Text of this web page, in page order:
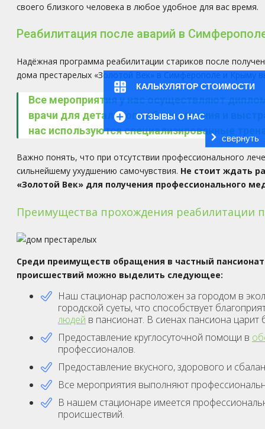
КАЛЬКУЛЯТОР СТОИМОСТИ
ОТЗЫВЫ О НАС
свернуть
своего близкого человека в любое удобное для вас время.
Реабилитация после аварий в
Надёжная программа реабилитации стариков после
дома престарелых «Золотой Век» в Симферополе и Крыму
Все мероприятия у нас осуществляют
врачи для детального обследования и
нас используются специализированные
Важно понять, что при отсутствии профессионального
сильнейшему ухудшению самочувствия. Не стоит ждать
«Золотой Век» для получения профессионального
Преимущества прохождения реабилитации
Среди преимуществ обращения в частный
происшествий можно выделить следующее:
Наш стационар расположен за городом в
городской суеты, что способствует
людей в пансионат. В сиенах пансиона
Предоставление круглосуточной помощи в
профессионалов.
Предоставление вкусного, здорового и
Все мероприятия выполняют
В нашем стационаре имеется
происшествий.